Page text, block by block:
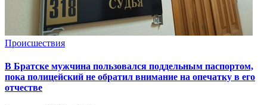
Происшествия
В Братске мужчина пользовался поддельным паспортом,
пока полицейский не обратил внимание на опечатку в его
отчестве